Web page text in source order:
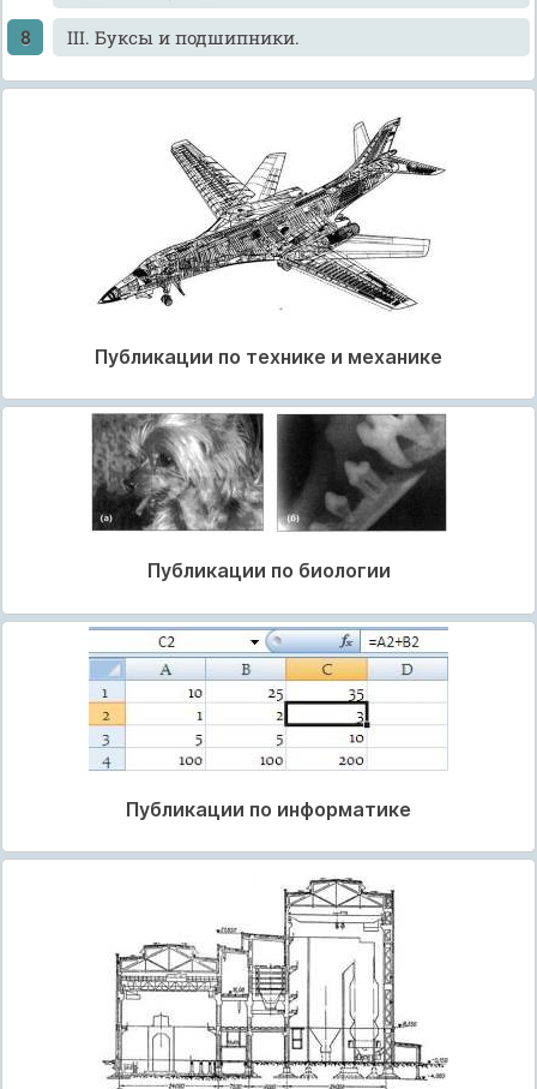
III. Буксы и подшипники.
Публикации по технике и механике
Публикации по биологии
Публикации по информатике